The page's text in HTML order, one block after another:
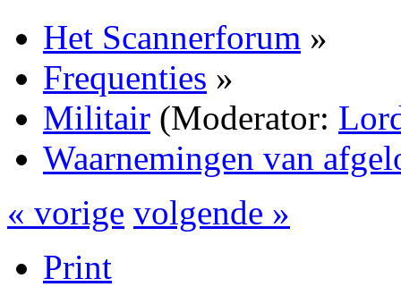
Het Scannerforum »
Frequenties »
Militair (Moderator:
Waarnemingen van
« vorige volgende »
Print